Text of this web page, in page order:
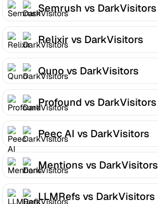
Semrush vs DarkVisitors
Relixir vs DarkVisitors
Quno vs DarkVisitors
Profound vs DarkVisitors
Peec AI vs DarkVisitors
Mentions vs DarkVisitors
LLMRefs vs DarkVisitors